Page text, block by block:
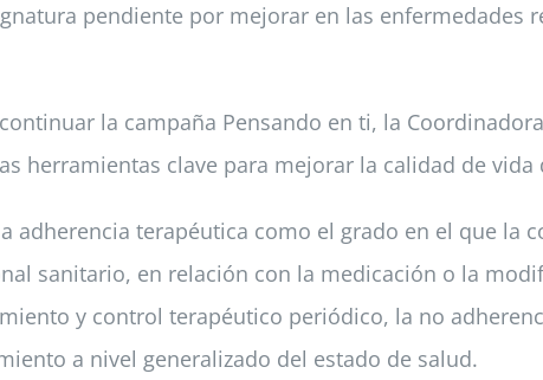
pendiente por mejorar en las enfermedades
la campaña Pensando en ti, la
herramientas clave para mejorar la calidad de
adherencia terapéutica como el grado en el que la
sanitario, en relación con la medicación o la
y control terapéutico periódico, la no
a nivel generalizado del estado de salud.